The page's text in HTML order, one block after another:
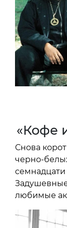
«Кофе
Снова
черно-
семнадцати
любимые